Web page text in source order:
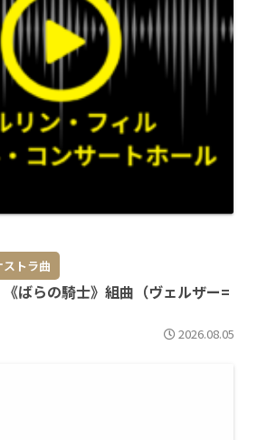
ストラ曲
ばらの騎士》組曲（ヴェルザー=
2026.08.05